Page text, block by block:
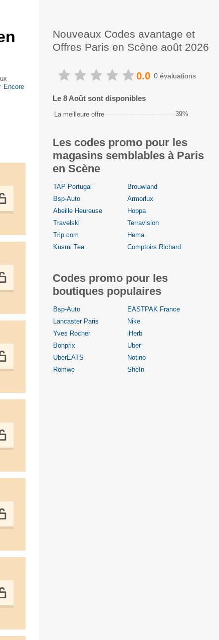
laEncore
Nouveaux Codes avantage et
Offres Paris en Scène août 2026
0.0 0 évaluations
Le 8 Août sont disponibles
La meilleure offre 39%
Les codes promo pour les
magasins semblables à Paris
en Scène
TAP Portugal
Brouwland
Bsp-Auto
Armorlux
Abeille Heureuse
Hoppa
Travelski
Terravision
Trip.com
Hema
Kusmi Tea
Comptoirs Richard
Codes promo pour les
boutiques populaires
Bsp-Auto
EASTPAK France
Lancaster Paris
Nike
Yves Rocher
iHerb
Bonprix
Uber
UberEATS
Notino
Romwe
SheIn